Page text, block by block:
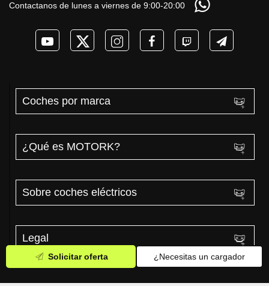
Solicitar oferta ¿Necesitas un cargador
Contactanos de lunes a viernes de 9:00-20:00
Coches por marca
¿Qué es MOTORK?
Sobre coches eléctricos
Legal